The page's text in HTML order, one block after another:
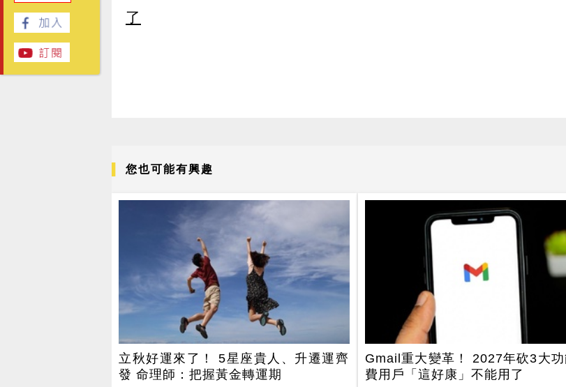
了
您也可能有興趣
立秋好運來了！ 5星座貴人、升遷運齊
發 命理師：把握黃金轉運期
Gmail重大變革！ 2027年砍3大
費用戶「這好康」不能用了